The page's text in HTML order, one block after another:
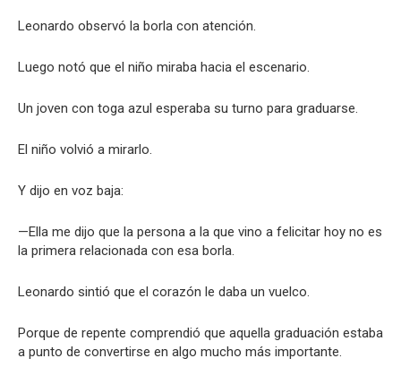
Leonardo observó la borla con atención.
Luego notó que el niño miraba hacia el escenario.
Un joven con toga azul esperaba su turno para graduarse.
El niño volvió a mirarlo.
Y dijo en voz baja:
—Ella me dijo que la persona a la que vino a felicitar hoy no es
la primera relacionada con esa borla.
Leonardo sintió que el corazón le daba un vuelco.
Porque de repente comprendió que aquella graduación estaba
a punto de convertirse en algo mucho más importante.